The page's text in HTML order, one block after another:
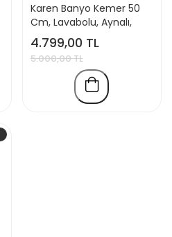
Karen Banyo Kemer 50
Cm, Lavabolu, Aynalı,
Banyo Dolabı, Mat
Antrasit, Lavabo Dahil
4.799,00 TL
5.000,00 TL